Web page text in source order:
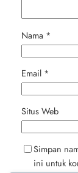
Nama *
Email *
Situs Web
Simpan
ini untuk